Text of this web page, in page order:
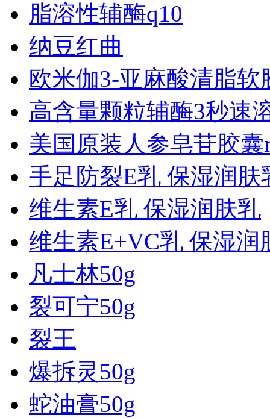
脂溶性辅酶q10
纳豆红曲
欧米伽3-亚麻酸清脂软
高含量颗粒辅酶3秒速
美国原装人参皂苷胶
手足防裂E乳 保湿润肤
维生素E乳 保湿润肤乳
维生素E+VC乳 保湿润
凡士林50g
裂可宁50g
裂王
爆拆灵50g
蛇油膏50g